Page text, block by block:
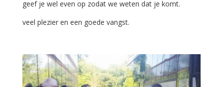
geef je wel even op zodat we weten dat je komt.
veel plezier en een goede vangst.